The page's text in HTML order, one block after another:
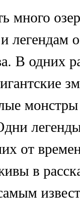
много
легендам
В одних
от
в